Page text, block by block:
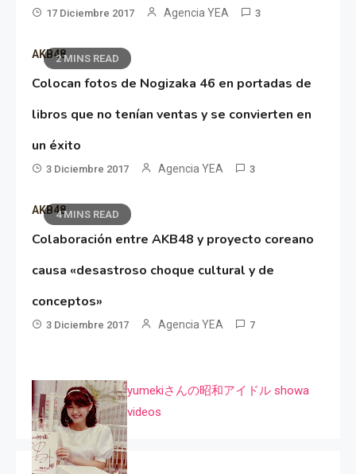
17 Diciembre 2017 Agencia YEA 3
2 MINS READ
AKB48
Colocan fotos de Nogizaka 46 en portadas de
libros que no tenían ventas y se convierten en
un éxito
3 Diciembre 2017 Agencia YEA 3
4 MINS READ
AKB48
Colaboración entre AKB48 y proyecto coreano
causa «desastroso choque cultural y de
conceptos»
3 Diciembre 2017 Agencia YEA 7
yumekiさんの昭和アイドル showa
videos